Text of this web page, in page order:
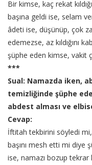
Bir kimse, kaç rekat
başına geldi ise, selam
âdeti ise, düşünüp, çok
edemezse, az kıldığını
şüphe eden kimse, vakit
***
Sual: Namazda iken,
temizliğinde şüphe
abdest alması ve
Cevap:
İftitah tekbirini söyledi
başını mesh etti mi diye
ise, namazı bozup tekrar